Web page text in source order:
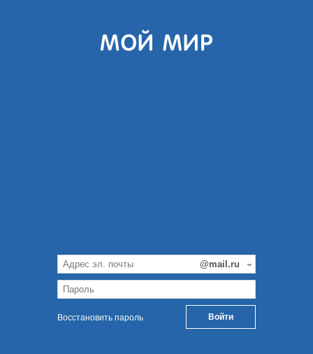
Восстановить пароль